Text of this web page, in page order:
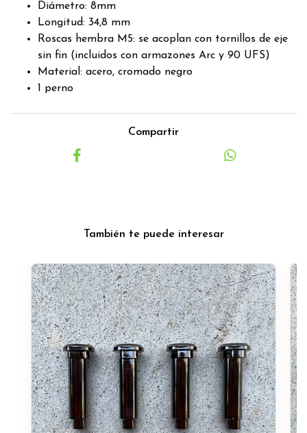
Diámetro: 8mm
Longitud: 34,8 mm
Roscas hembra M5: se acoplan con tornillos de eje
sin fin (incluidos con armazones Arc y 90 UFS)
Material: acero, cromado negro
1 perno
Compartir
También te puede interesar